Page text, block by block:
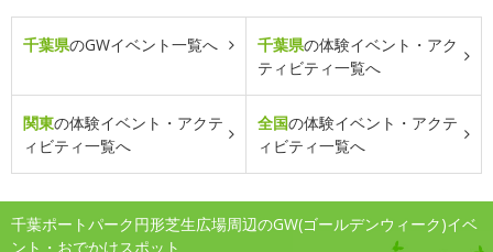
千葉県のGWイベント一覧へ 千葉県の体験イベント・アク
ティビティ一覧へ
関東の体験イベント・アクテ
ィビティ一覧へ
全国の体験イベント・アクテ
ィビティ一覧へ
千葉ポートパーク円形芝生広場周辺のGW(ゴールデンウィーク)イベ
ント・おでかけスポット